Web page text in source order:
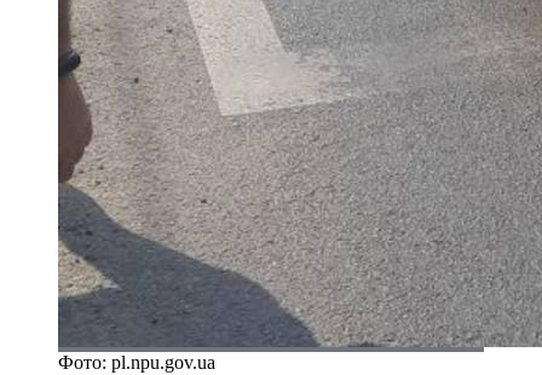
Фото: pl.npu.gov.ua